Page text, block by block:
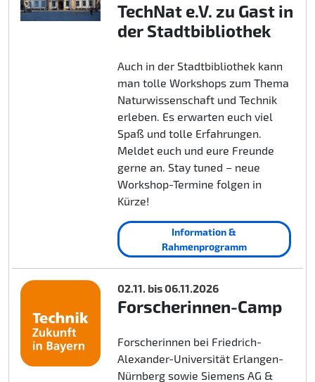
TechNat e.V. zu Gast in
der Stadtbibliothek
Auch in der Stadtbibliothek kann
man tolle Workshops zum Thema
Naturwissenschaft und Technik
erleben. Es erwarten euch viel
Spaß und tolle Erfahrungen.
Meldet euch und eure Freunde
gerne an. Stay tuned – neue
Workshop-Termine folgen in
Kürze!
Information &
Rahmenprogramm
02.11. bis 06.11.2026
Forscherinnen-Camp
Forscherinnen bei Friedrich-
Alexander-Universität Erlangen-
Nürnberg sowie Siemens AG &